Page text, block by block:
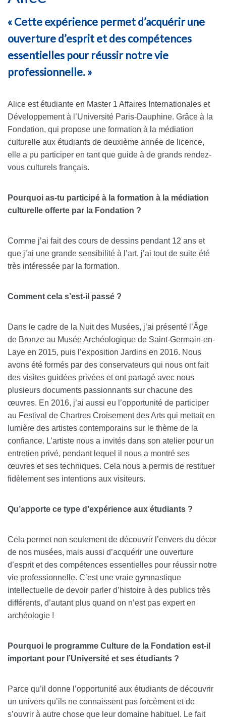
« Cette expérience permet d’acquérir une
ouverture d’esprit et des compétences
essentielles pour réussir notre vie
professionnelle. »
Alice est étudiante en Master 1 Affaires Internationales et
Développement à l’Université Paris-Dauphine. Grâce à la
Fondation, qui propose une formation à la médiation
culturelle aux étudiants de deuxième année de licence,
elle a pu participer en tant que guide à de grands rendez-
vous culturels français.
Pourquoi as-tu participé à la formation à la médiation
culturelle offerte par la Fondation ?
Comme j’ai fait des cours de dessins pendant 12 ans et
que j’ai une grande sensibilité à l’art, j’ai tout de suite été
très intéressée par la formation.
Comment cela s’est-il passé ?
Dans le cadre de la Nuit des Musées, j’ai présenté l’Âge
de Bronze au Musée Archéologique de Saint-Germain-en-
Laye en 2015, puis l’exposition Jardins en 2016. Nous
avons été formés par des conservateurs qui nous ont fait
des visites guidées privées et ont partagé avec nous
plusieurs documents passionnants sur chacune des
œuvres. En 2016, j’ai aussi eu l’opportunité de participer
au Festival de Chartres Croisement des Arts qui mettait en
lumière des artistes contemporains sur le thème de la
confiance. L’artiste nous a invités dans son atelier pour un
entretien privé, pendant lequel il nous a montré ses
œuvres et ses techniques. Cela nous a permis de restituer
fidèlement ses intentions aux visiteurs.
Qu’apporte ce type d’expérience aux étudiants ?
Cela permet non seulement de découvrir l’envers du décor
de nos musées, mais aussi d’acquérir une ouverture
d’esprit et des compétences essentielles pour réussir notre
vie professionnelle. C’est une vraie gymnastique
intellectuelle de devoir parler d’histoire à des publics très
différents, d’autant plus quand on n’est pas expert en
archéologie !
Pourquoi le programme Culture de la Fondation est-il
important pour l’Université et ses étudiants ?
Parce qu’il donne l’opportunité aux étudiants de découvrir
un univers qu’ils ne connaissent pas forcément et de
s’ouvrir à autre chose que leur domaine habituel. Le fait